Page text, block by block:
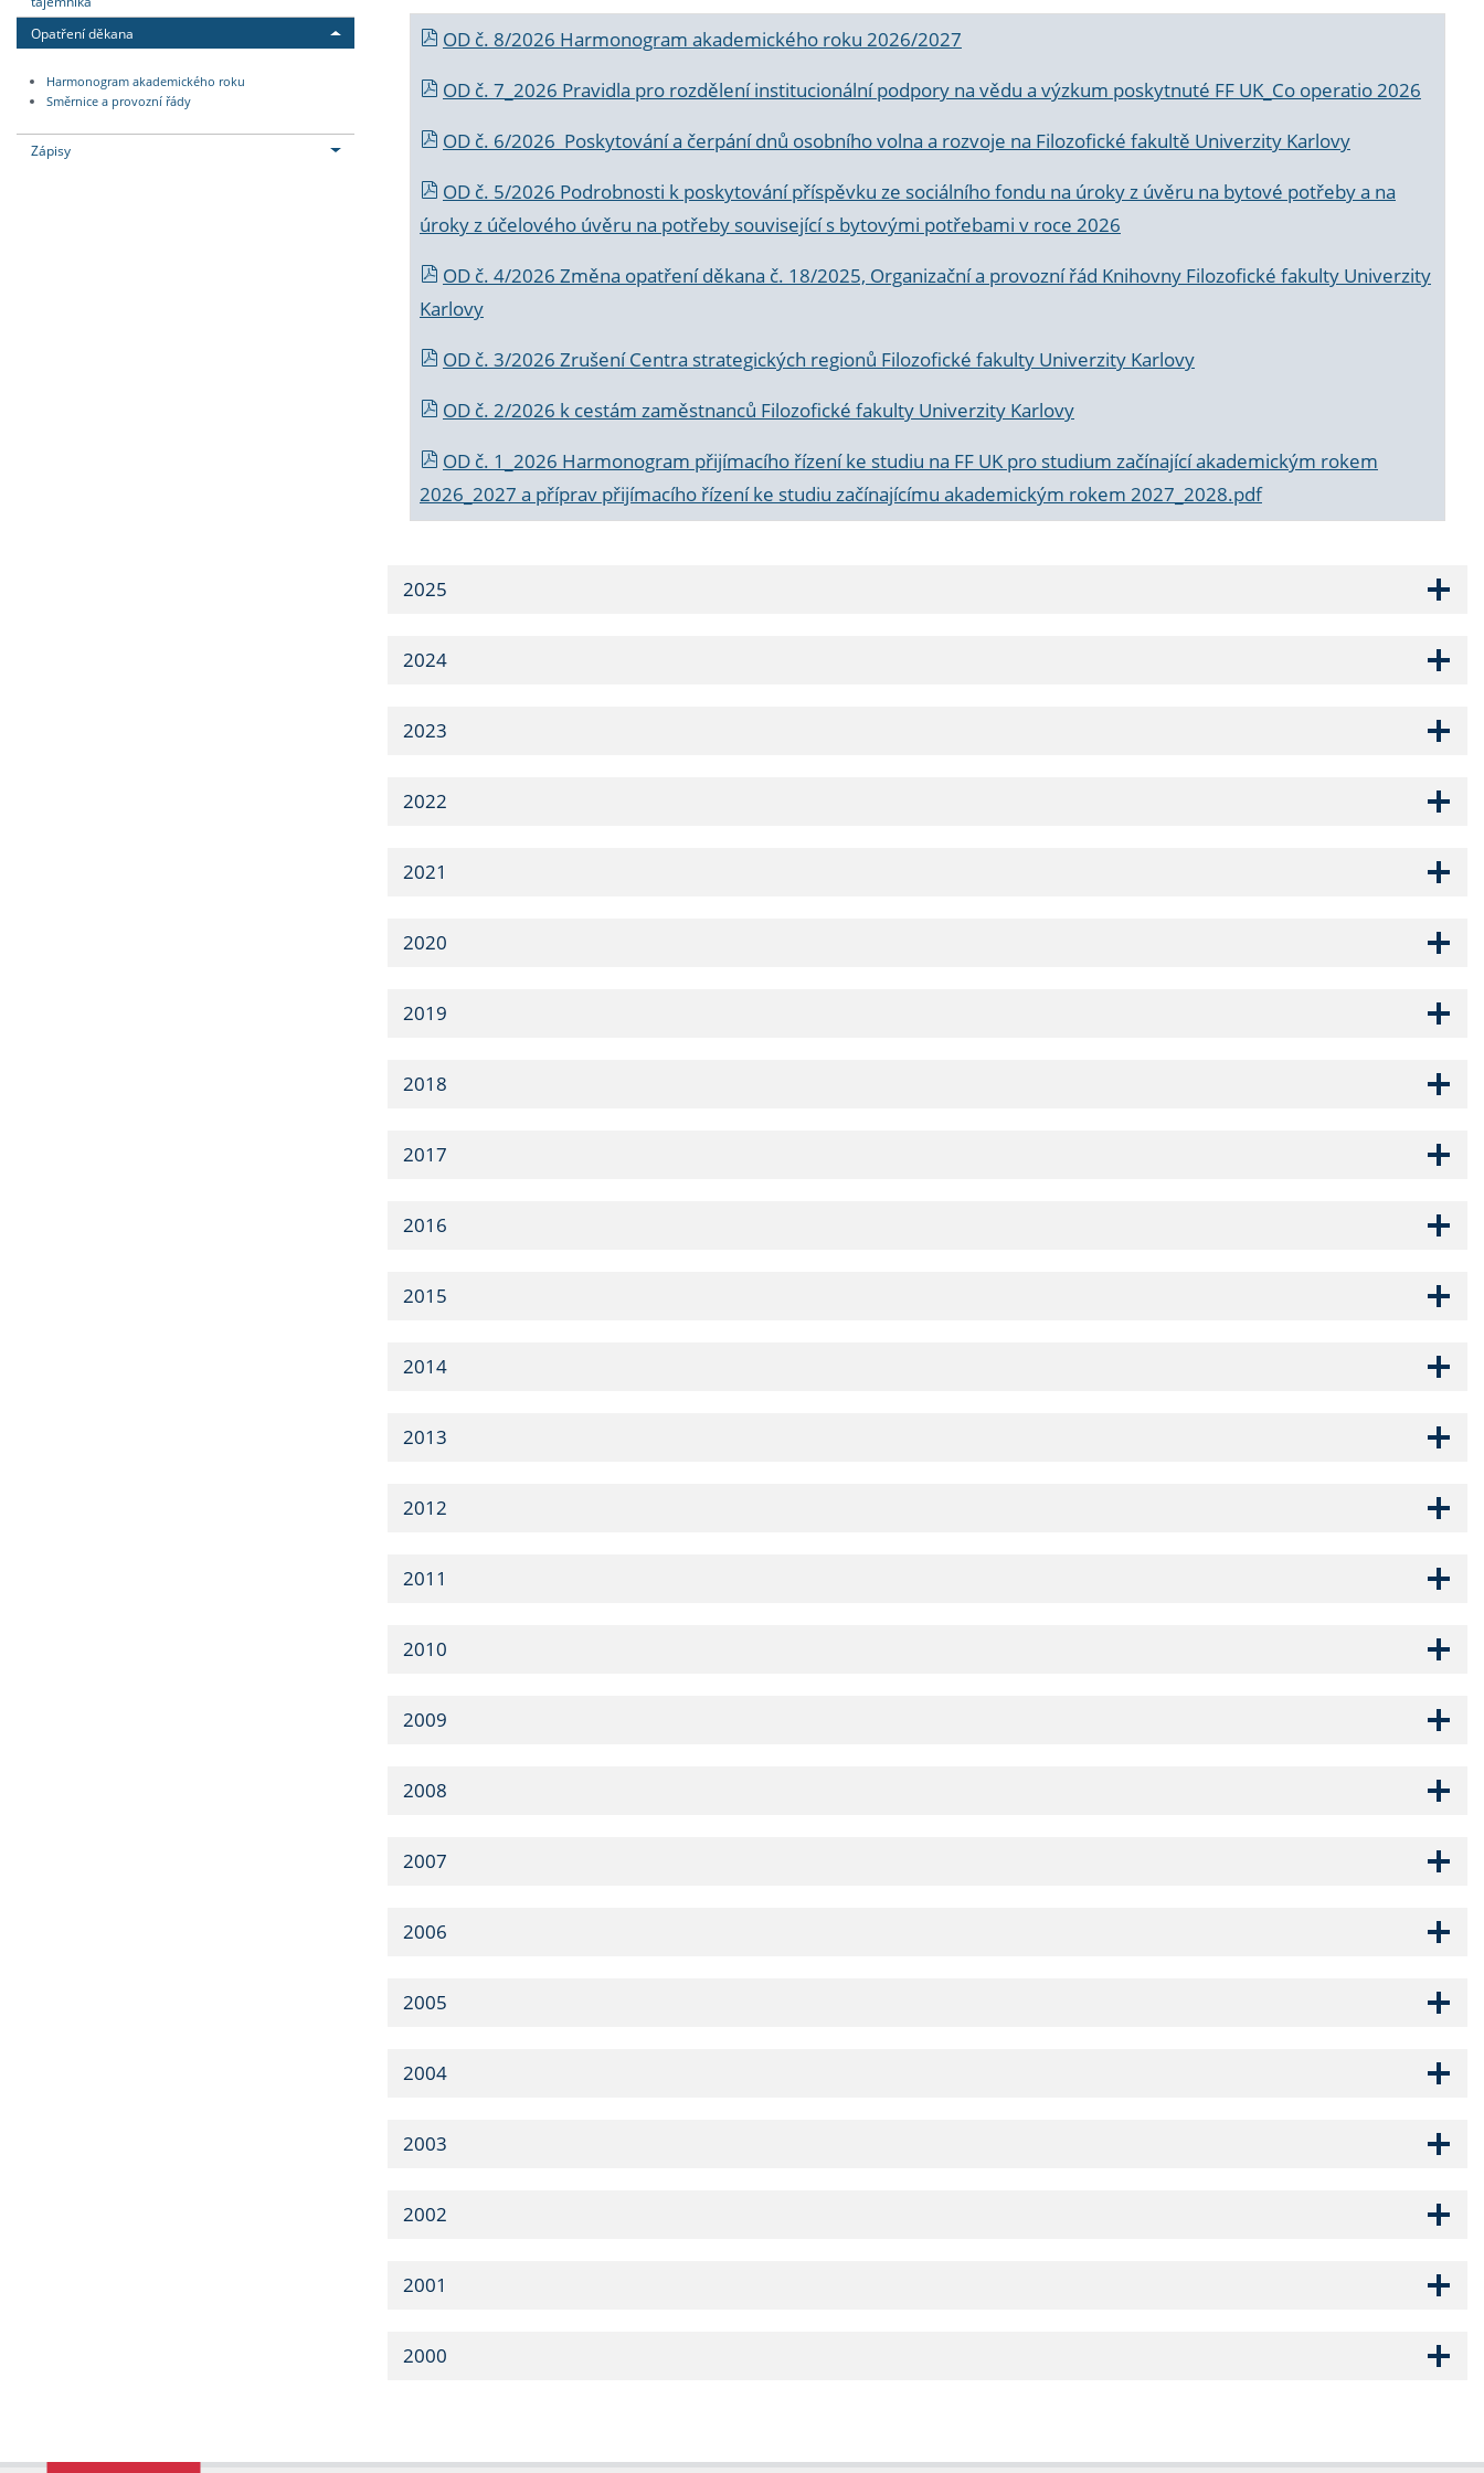
Opatření děkana
Harmonogram akademického roku
Směrnice a provozní řády
Zápisy
OD č. 8/2026 Harmonogram akademického roku 2026/2027
OD č. 7_2026 Pravidla pro rozdělení institucionální podpory na vědu a výzkum poskytnuté FF UK_Co operatio 2026
OD č. 6/2026 Poskytování a čerpání dnů osobního volna a rozvoje na Filozofické fakultě Univerzity Karlovy
OD č. 5/2026 Podrobnosti k poskytování příspěvku ze sociálního fondu na úroky z úvěru na bytové potřeby a na
úroky z účelového úvěru na potřeby související s bytovými potřebami v roce 2026
OD č. 4/2026 Změna opatření děkana č. 18/2025, Organizační a provozní řád Knihovny Filozofické fakulty Univerzity
Karlovy
OD č. 3/2026 Zrušení Centra strategických regionů Filozofické fakulty Univerzity Karlovy
OD č. 2/2026 k cestám zaměstnanců Filozofické fakulty Univerzity Karlovy
OD č. 1_2026 Harmonogram přijímacího řízení ke studiu na FF UK pro studium začínající akademickým rokem
2026_2027 a příprav přijímacího řízení ke studiu začínajícímu akademickým rokem 2027_2028.pdf
2025
2024
2023
2022
2021
2020
2019
2018
2017
2016
2015
2014
2013
2012
2011
2010
2009
2008
2007
2006
2005
2004
2003
2002
2001
2000